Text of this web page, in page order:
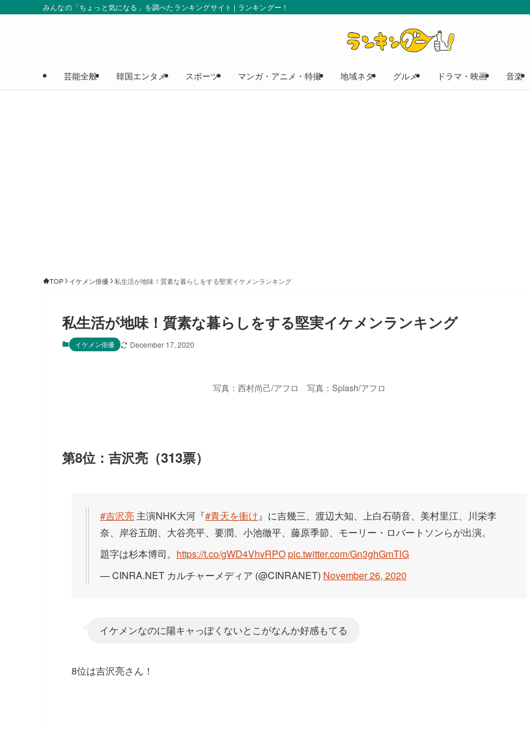
みんなの「ちょっと気になる」を調べたランキングサイト | ランキングー！
芸能全般 韓国エンタメ スポーツ マンガ・アニメ・特撮 地域ネタ グルメ ドラマ・映画 音楽
TOP イケメン俳優 私生活が地味！質素な暮らしをする堅実イケメンランキング
私生活が地味！質素な暮らしをする堅実イケメンランキング
イケメン俳優 December 17, 2020
写真：西村尚己/アフロ 写真：Splash/アフロ
第8位：吉沢亮（313票）
#吉沢亮 主演NHK大河『#青天を衝け』に吉幾三、渡辺大知、上白石萌音、美村里江、川栄李
奈、岸谷五朗、大谷亮平、要潤、小池徹平、藤原季節、モーリー・ロバートソンらが出演。
題字は杉本博司。 https://t.co/gWD4VhvRPOpic.twitter.com/Gn3ghGmTlG
— CINRA.NET カルチャーメディア (@CINRANET) November 26, 2020
イケメンなのに陽キャっぽくないとこがなんか好感もてる
8位は吉沢亮さん！